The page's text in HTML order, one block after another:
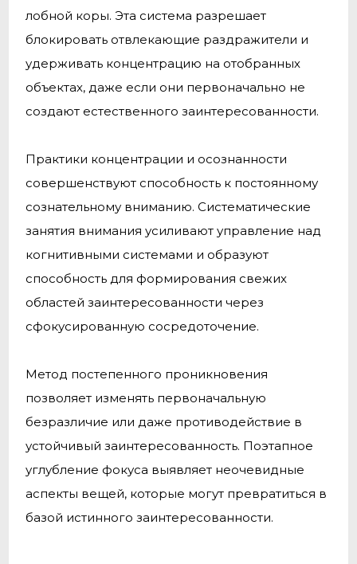
лобной коры. Эта система разрешает
блокировать отвлекающие раздражители и
удерживать концентрацию на отобранных
объектах, даже если они первоначально не
создают естественного заинтересованности.
Практики концентрации и осознанности
совершенствуют способность к постоянному
сознательному вниманию. Систематические
занятия внимания усиливают управление над
когнитивными системами и образуют
способность для формирования свежих
областей заинтересованности через
сфокусированную сосредоточение.
Метод постепенного проникновения
позволяет изменять первоначальную
безразличие или даже противодействие в
устойчивый заинтересованность. Поэтапное
углубление фокуса выявляет неочевидные
аспекты вещей, которые могут превратиться в
базой истинного заинтересованности.